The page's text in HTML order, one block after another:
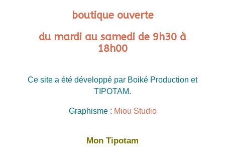
boutique ouverte
du mardi au samedi de 9h30 à
18h00
Ce site a été développé par Boiké Production et
TIPOTAM.
Graphisme : Miou Studio
Mon Tipotam